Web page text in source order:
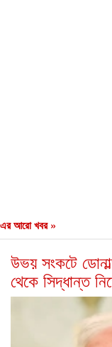
এর আরো খবর »
উভয় সংকটে
থেকে সিদ্ধান্ত